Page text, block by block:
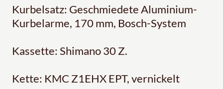
Kurbelsatz: Geschmiedete Aluminium-
Kurbelarme, 170 mm, Bosch-System
Kassette: Shimano 30 Z.
Kette: KMC Z1EHX EPT, vernickelt